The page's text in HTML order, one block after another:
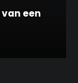
een